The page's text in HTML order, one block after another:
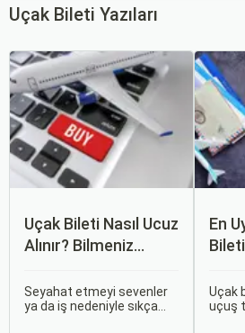
Uçak Bileti Yazıları
Uçak Bileti Nasıl Ucuz
Alınır? Bilmeniz
Detaylar
Seyahat etmeyi sevenler
ya da iş nedeniyle sıkça
En
Uçak
uçuş